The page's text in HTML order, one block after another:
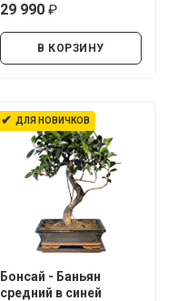
29 990
В КОРЗИНУ
✔ ДЛЯ НОВИЧКОВ
Бонсай - Баньян
средний в синей